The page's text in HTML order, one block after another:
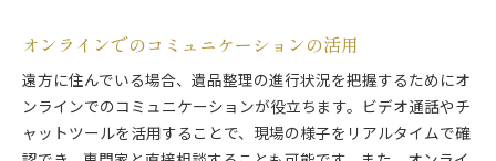
オンラインでのコミュニケーションの活用
遠方に住んでいる場合、遺品整理の進行状況を把握するためにオ
ンラインでのコミュニケーションが役立ちます。ビデオ通話やチ
ャットツールを活用することで、現場の様子をリアルタイムで確